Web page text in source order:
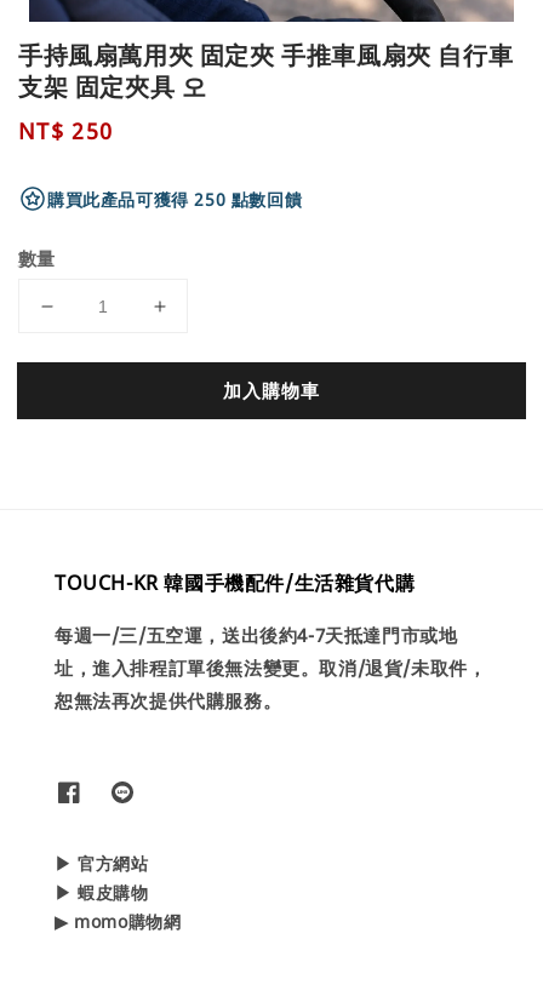
手持風扇萬用夾 固定夾 手推車風扇夾 自行車
支架 固定夾具 오
Regular
NT$ 250
購買此產品可獲得 250 點數回饋
數量
加入購物車
TOUCH-KR 韓國手機配件/生活雜貨代購
每週一/三/五空運，送出後約4-7天抵達門市或地
址，進入排程訂單後無法變更。取消/退貨/未取件，
恕無法再次提供代購服務。
▶ 官方網站
▶ 蝦皮購物
▶ momo購物網